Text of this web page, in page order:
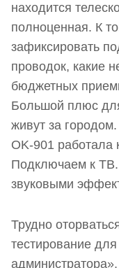
находится
полноценная. К
зафиксировать
проводок, какие
бюджетных
Большой плюс
живут за
OK-901 работала
Подключаем к
звуковыми
Трудно
тестирование